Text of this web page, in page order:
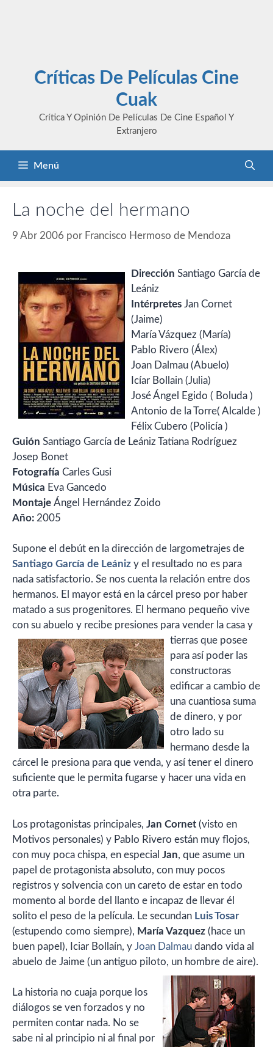
Críticas De Películas Cine
Cuak
Crítica Y Opinión De Películas De Cine Español Y
Extranjero
Menú
La noche del hermano
9 Abr 2006 por Francisco Hermoso de Mendoza
Dirección Santiago García de
Leániz
Intérpretes Jan Cornet
(Jaime)
María Vázquez (María)
Pablo Rivero (Álex)
Joan Dalmau (Abuelo)
Icíar Bollain (Julia)
José Ángel Egido ( Boluda )
Antonio de la Torre( Alcalde )
Félix Cubero (Policía )
Guión Santiago García de Leániz Tatiana Rodríguez
Josep Bonet
Fotografía Carles Gusi
Música Eva Gancedo
Montaje Ángel Hernández Zoido
Año: 2005
Supone el debút en la dirección de largometrajes de
Santiago García de Leániz y el resultado no es para
nada satisfactorio. Se nos cuenta la relación entre dos
hermanos. El mayor está en la cárcel preso por haber
matado a sus progenitores. El hermano pequeño vive
con su abuelo y recibe presiones para vender la casa y
tierras que posee
para así poder las
constructoras
edificar a cambio de
una cuantiosa suma
de dinero, y por
otro lado su
hermano desde la
cárcel le presiona para que venda, y así tener el dinero
suficiente que le permita fugarse y hacer una vida en
otra parte.
Los protagonistas principales, Jan Cornet (visto en
Motivos personales) y Pablo Rivero están muy flojos,
con muy poca chispa, en especial Jan, que asume un
papel de protagonista absoluto, con muy pocos
registros y solvencia con un careto de estar en todo
momento al borde del llanto e incapaz de llevar él
solito el peso de la película. Le secundan Luis Tosar
(estupendo como siempre), María Vazquez (hace un
buen papel), Iciar Bollaín, y Joan Dalmau dando vida al
abuelo de Jaime (un antiguo piloto, un hombre de aire).
La historia no cuaja porque los
diálogos se ven forzados y no
permiten contar nada. No se
sabe ni al principio ni al final por